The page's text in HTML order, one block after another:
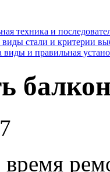
техника и
стали и критерии
и правильная